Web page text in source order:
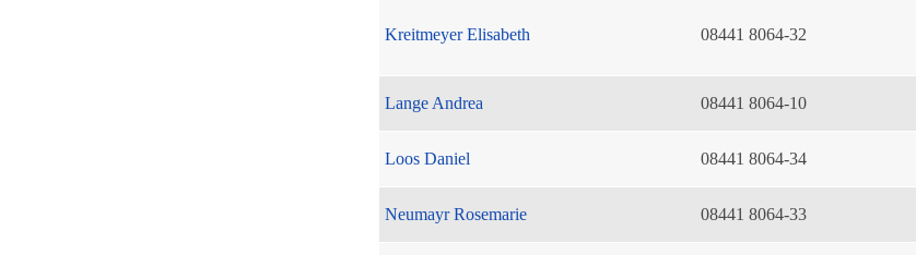
Kreitmeyer Elisabeth
08441 8064-32
Lange Andrea 08441 8064-10
Loos Daniel 08441 8064-34
Neumayr Rosemarie 08441 8064-33